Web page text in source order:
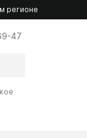
регионе
47